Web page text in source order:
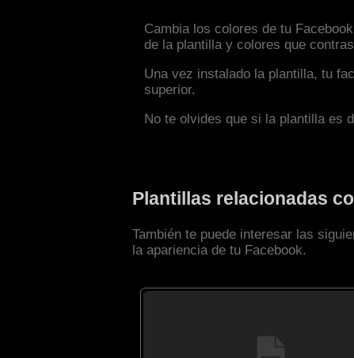
Cambia los colores de tu
de la plantilla y colores que
Una vez instalado la plantilla, tu
superior.
No te olvides que si la plantilla es
Plantillas relacionadas
También te puede interesar las
la apariencia de tu Facebook.